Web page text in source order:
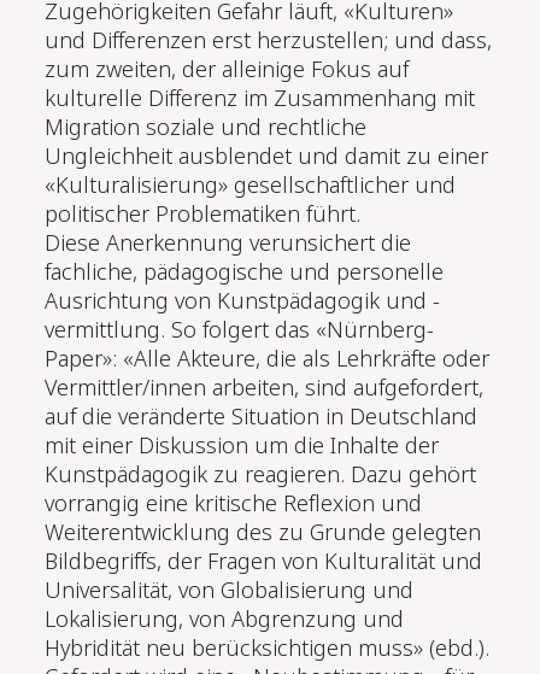
Zugehörigkeiten Gefahr läuft, «Kulturen»
und Differenzen erst herzustellen; und dass,
zum zweiten, der alleinige Fokus auf
kulturelle Differenz im Zusammenhang mit
Migration soziale und rechtliche
Ungleichheit ausblendet und damit zu einer
«Kulturalisierung» gesellschaftlicher und
politischer Problematiken führt.
Diese Anerkennung verunsichert die
fachliche, pädagogische und personelle
Ausrichtung von Kunstpädagogik und -
vermittlung. So folgert das «Nürnberg-
Paper»: «Alle Akteure, die als Lehrkräfte oder
Vermittler/innen arbeiten, sind aufgefordert,
auf die veränderte Situation in Deutschland
mit einer Diskussion um die Inhalte der
Kunstpädagogik zu reagieren. Dazu gehört
vorrangig eine kritische Reflexion und
Weiterentwicklung des zu Grunde gelegten
Bildbegriffs, der Fragen von Kulturalität und
Universalität, von Globalisierung und
Lokalisierung, von Abgrenzung und
Hybridität neu berücksichtigen muss» (ebd.).